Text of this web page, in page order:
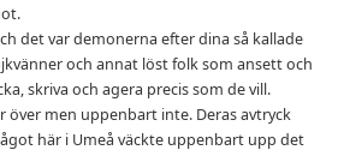
det var demonerna efter dina så kallade
och annat löst folk som ansett och
skriva och agera precis som de vill.
över men uppenbart inte. Deras avtryck
här i Umeå väckte uppenbart upp det